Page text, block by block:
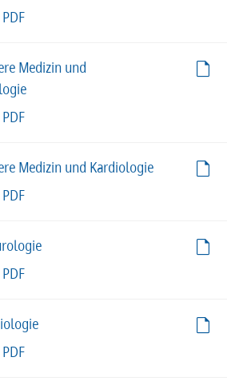
Medizin und
Medizin und Kardiologie